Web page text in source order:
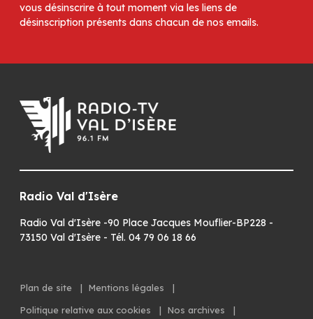
vous désinscrire à tout moment via les liens de
désinscription présents dans chacun de nos emails.
Radio Val d'Isère
Radio Val d'Isère -90 Place Jacques Mouflier-BP228 -
73150 Val d'Isère - Tél. 04 79 06 18 66
Plan de site | Mentions légales
|
Politique relative aux cookies
| Nos archives |